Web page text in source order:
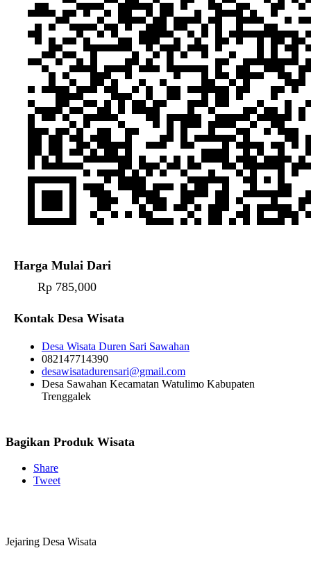
Harga Mulai Dari
Rp 785,000
Kontak Desa Wisata
Desa Wisata Duren Sari Sawahan
082147714390
desawisatadurensari@gmail.com
Desa Sawahan Kecamatan Watulimo Kabupaten
Trenggalek
Bagikan Produk Wisata
Share
Tweet
Jejaring Desa Wisata